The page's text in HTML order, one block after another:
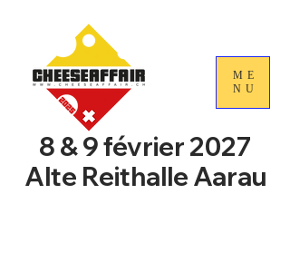
ME
NU
8 & 9 février 2027
Alte Reithalle Aarau